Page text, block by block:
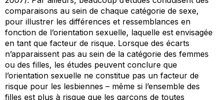
comparaisons au sein de chaque catégorie de sexe,
pour illustrer les différences et ressemblances en
fonction de l’orientation sexuelle, laquelle est envisagée
en tant que facteur de risque. Lorsque des écarts
n’apparaissent pas au sein de la catégorie des femmes
ou des filles, les études peuvent conclure que
l’orientation sexuelle ne constitue pas un facteur de
risque pour les lesbiennes – même si l’ensemble des
filles est plus à risque que les garçons de toutes